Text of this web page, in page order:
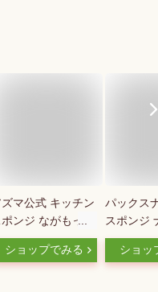
ズマ公式 キッチン
ポンジ ながもっち
ンジ 日本製 食
洗い キッチン ス
ショップでみる
パックス
スポンジ
6個セッ
送料無料
ショッ